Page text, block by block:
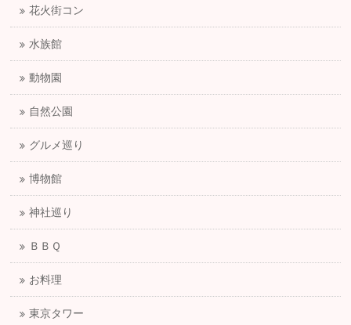
花火街コン
水族館
動物園
自然公園
グルメ巡り
博物館
神社巡り
ＢＢＱ
お料理
東京タワー